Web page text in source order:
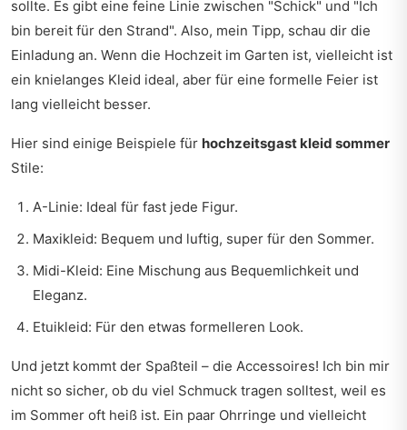
sollte. Es gibt eine feine Linie zwischen "Schick" und "Ich
bin bereit für den Strand". Also, mein Tipp, schau dir die
Einladung an. Wenn die Hochzeit im Garten ist, vielleicht ist
ein knielanges Kleid ideal, aber für eine formelle Feier ist
lang vielleicht besser.
Hier sind einige Beispiele für hochzeitsgast kleid sommer
Stile:
A-Linie: Ideal für fast jede Figur.
Maxikleid: Bequem und luftig, super für den Sommer.
Midi-Kleid: Eine Mischung aus Bequemlichkeit und
Eleganz.
Etuikleid: Für den etwas formelleren Look.
Und jetzt kommt der Spaßteil – die Accessoires! Ich bin mir
nicht so sicher, ob du viel Schmuck tragen solltest, weil es
im Sommer oft heiß ist. Ein paar Ohrringe und vielleicht